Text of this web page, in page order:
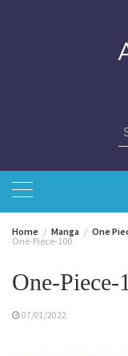
Home Manga
One
One-Piece-100
One-Piece-
07/01/2022